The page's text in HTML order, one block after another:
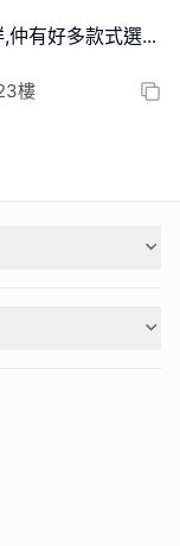
仲有好多款式選...
樓